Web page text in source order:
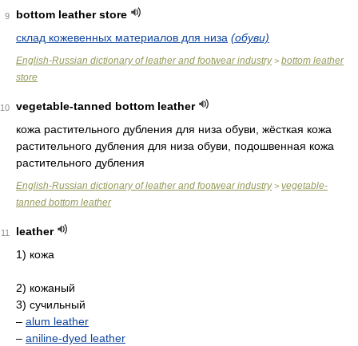
9
bottom leather store
склад кожевенных материалов для низа (обуви)
English-Russian dictionary of leather and footwear industry> bottom leather
store
10
vegetable-tanned bottom leather
кожа растительного дубления для низа обуви, жёсткая кожа
растительного дубления для низа обуви, подошвенная кожа
растительного дубления
English-Russian dictionary of leather and footwear industry> vegetable-
tanned bottom leather
11
leather
1) кожа
2) кожаный
3) сучильный
– alum leather
– aniline-dyed leather